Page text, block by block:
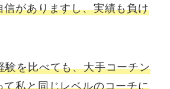
信がありますし、実績も負け
験を比べても、大手コーチン
て私と同じレベルのコーチに